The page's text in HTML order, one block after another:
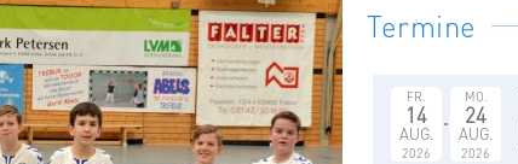
Termine
FR.
14
AUG.
2026
MO.
24
AUG.
2026